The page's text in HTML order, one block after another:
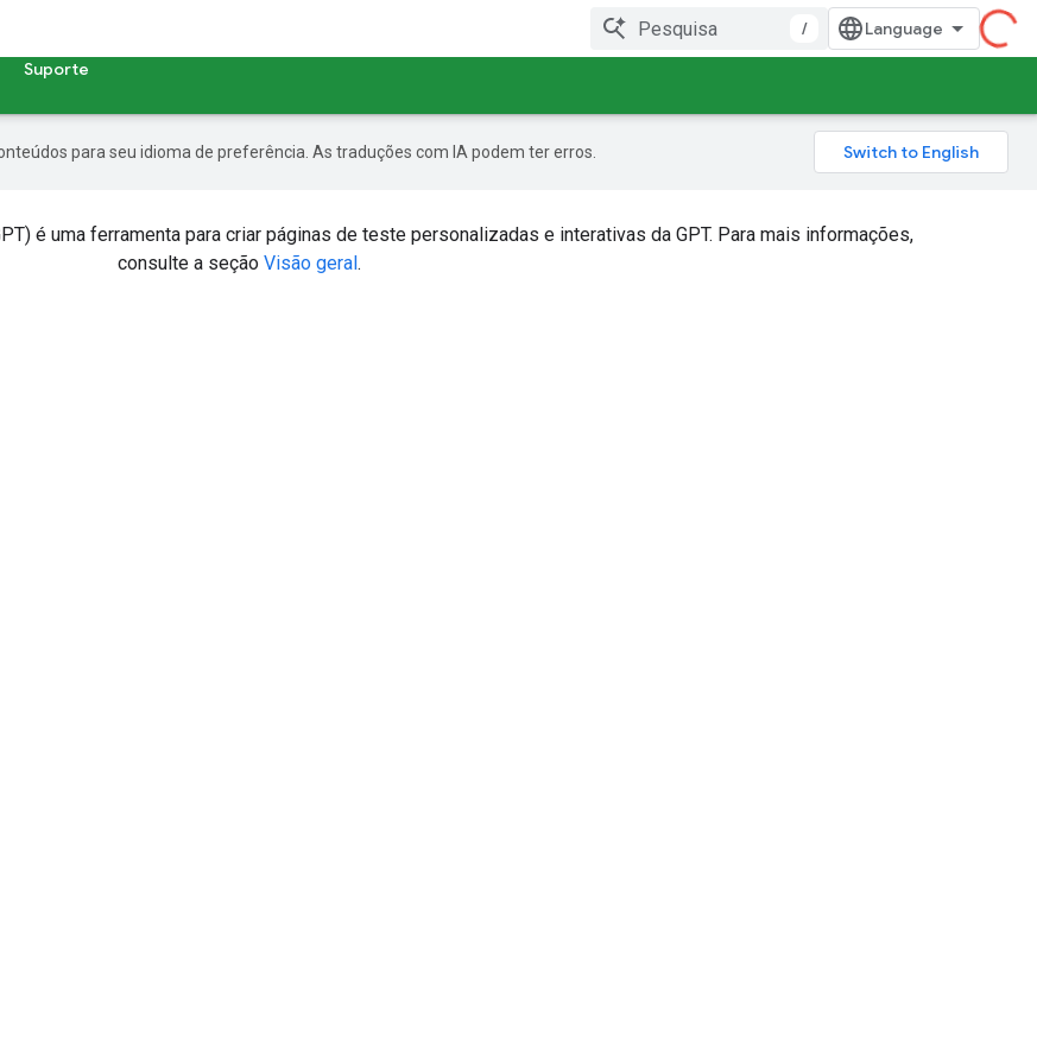
/
Suporte
para seu idioma de preferência. As traduções com IA podem ter erros.
é uma ferramenta para criar páginas de teste personalizadas e interativas da GPT. Para mais informações,
consulte a seção Visão geral.